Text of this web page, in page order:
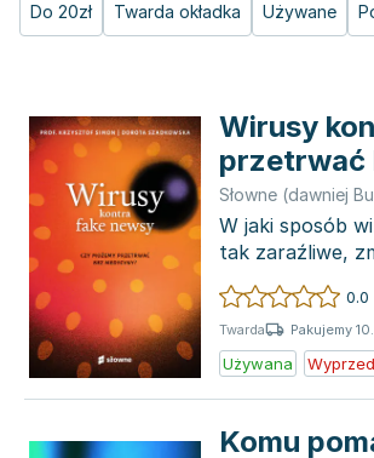
Do 20zł Twarda okładka Używane
Wirusy
przetrwać
Słowne (dawniej
W jaki sposób
tak zaraźliwe,
g...
0.0
Twarda Pakujemy
Używana
Komu